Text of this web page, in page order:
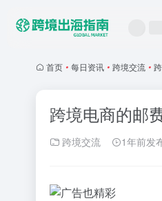
首页 • 每日资讯 • 跨境交流 •
跨境电商的邮
跨境交流 1年前发